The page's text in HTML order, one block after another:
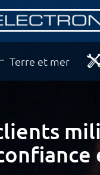
Terre et mer